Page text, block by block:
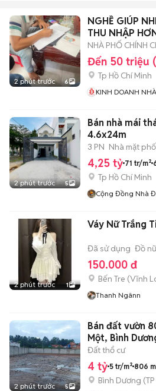
2 phút trước 6
NGHỀ GIÚP
THU NHẬP
NHÀ PHỐ CHÍNH
Đến 50 triệu
Tp Hồ Chí Minh
KINH DOANH
2 phút trước 5
Bán nhà mái
4.6x24m
3 PN Nhà mặt
4,25 tỷ 71 tr/m²
Tp Hồ Chí Minh
Cộng Đồng Nhà
2 phút trước 1
Váy Nữ Trắng
Đã sử dụng Đồ nữ
150.000 đ
Bến Tre (Vĩnh
Thanh Ngânn
2 phút trước 5
Bán đất vườn
Một, Bình
Đất thổ cư
4 tỷ 5 tr/m² 806
Bình Dương (